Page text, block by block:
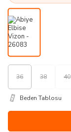
36 38 40
Beden Tablosu